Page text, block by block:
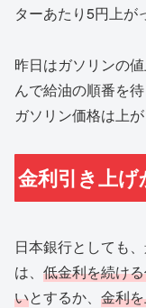
ターあたり5円上が
昨日はガソリンの
んで給油の順番を
ガソリン価格は上が
金利引き上
日本銀行としても
は、 低金利を続け
いとするか、 金利